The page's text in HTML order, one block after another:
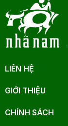
LIÊN HỆ
GIỚI THIỆU
CHÍNH SÁCH